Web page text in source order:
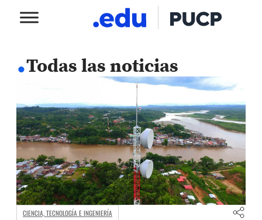
.Todas las noticias
CIENCIA, TECNOLOGÍA E INGENIERÍA